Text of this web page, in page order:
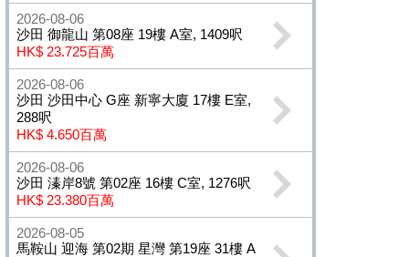
2026-08-06
沙田 御龍山 第08座 19樓 A室, 1409呎
HK$ 23.725百萬
2026-08-06
沙田 沙田中心 G座 新寧大廈 17樓 E室,
288呎
HK$ 4.650百萬
2026-08-06
沙田 溱岸8號 第02座 16樓 C室, 1276呎
HK$ 23.380百萬
2026-08-05
馬鞍山 迎海 第02期 星灣 第19座 31樓 A